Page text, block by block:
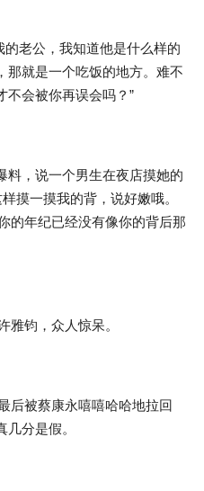
的老公，我知道他是什么样的
那就是一个吃饭的地方。难不
不会被你再误会吗？”
料，说一个男生在夜店摸她的
摸一摸我的背，说好嫩哦。
的年纪已经没有像你的背后那
雅钧，众人惊呆。
后被蔡康永嘻嘻哈哈地拉回
分是假。